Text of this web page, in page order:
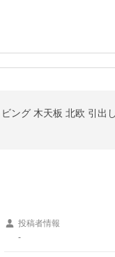
投稿者情報
-